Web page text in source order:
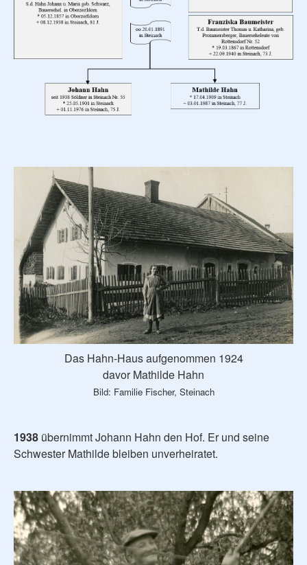
Das Hahn-Haus aufgenommen 1924
davor Mathilde Hahn
Bild: Familie Fischer, Steinach
1938 übernimmt Johann Hahn den Hof. Er und seine
Schwester Mathilde bleiben unverheiratet.